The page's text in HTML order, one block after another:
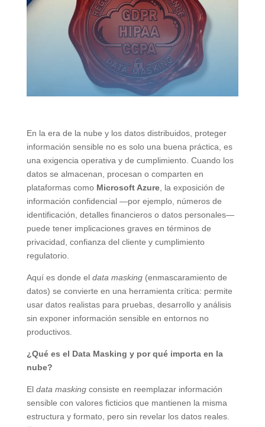
En la era de la nube y los datos distribuidos, proteger
información sensible no es solo una buena práctica, es
una exigencia operativa y de cumplimiento. Cuando los
datos se almacenan, procesan o comparten en
plataformas como Microsoft Azure, la exposición de
información confidencial —por ejemplo, números de
identificación, detalles financieros o datos personales—
puede tener implicaciones graves en términos de
privacidad, confianza del cliente y cumplimiento
regulatorio.
Aquí es donde el data masking(enmascaramiento de
datos) se convierte en una herramienta crítica: permite
usar datos realistas para pruebas, desarrollo y análisis
sin exponer información sensible en entornos no
productivos.
¿Qué es el Data Masking y por qué importa en la
nube?
El data maskingconsiste en reemplazar información
sensible con valores ficticios que mantienen la misma
estructura y formato, pero sin revelar los datos reales.